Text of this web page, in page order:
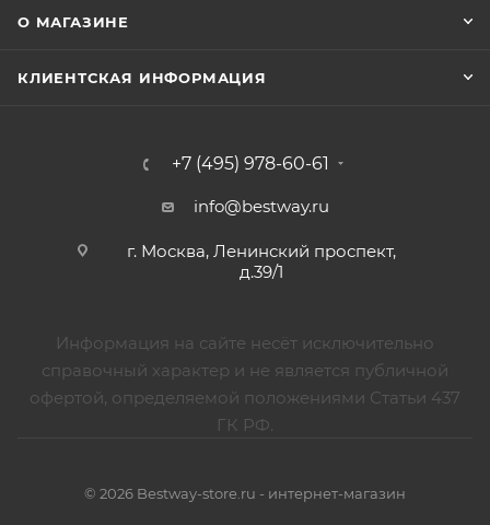
О МАГАЗИНЕ
КЛИЕНТСКАЯ ИНФОРМАЦИЯ
+7 (495) 978-60-61
info@bestway.ru
г. Москва, Ленинский проспект,
д.39/1
Информация на сайте несёт исключительно
справочный характер и не является публичной
офертой, определяемой положениями Статьи 437
ГК РФ.
© 2026 Bestway-store.ru - интернет-магазин